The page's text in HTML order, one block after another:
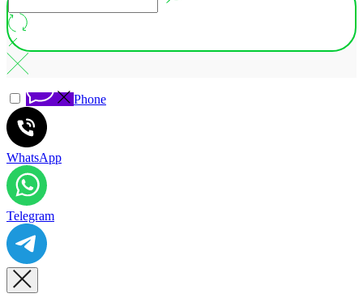
Phone
WhatsApp
Telegram